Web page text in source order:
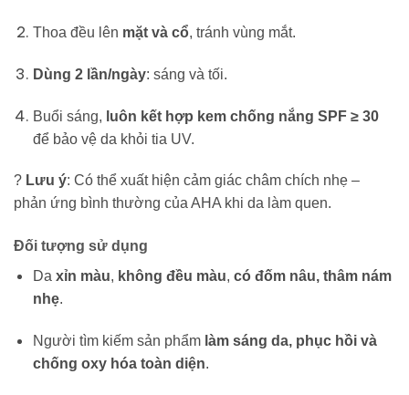
Thoa đều lên mặt và cổ, tránh vùng mắt.
Dùng 2 lần/ngày: sáng và tối.
Buổi sáng, luôn kết hợp kem chống nắng SPF ≥ 30
để bảo vệ da khỏi tia UV.
? Lưu ý: Có thể xuất hiện cảm giác châm chích nhẹ –
phản ứng bình thường của AHA khi da làm quen.
Đối tượng sử dụng
Da xỉn màu, không đều màu, có đốm nâu, thâm nám
nhẹ.
Người tìm kiếm sản phẩm làm sáng da, phục hồi và
chống oxy hóa toàn diện.